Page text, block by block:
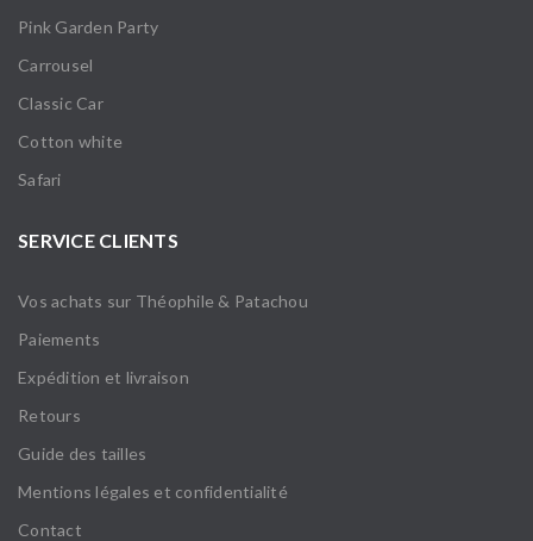
Pink Garden Party
Carrousel
Classic Car
Cotton white
Safari
SERVICE CLIENTS
Vos achats sur Théophile & Patachou
Paiements
Expédition et livraison
Retours
Guide des tailles
Mentions légales et confidentialité
Contact